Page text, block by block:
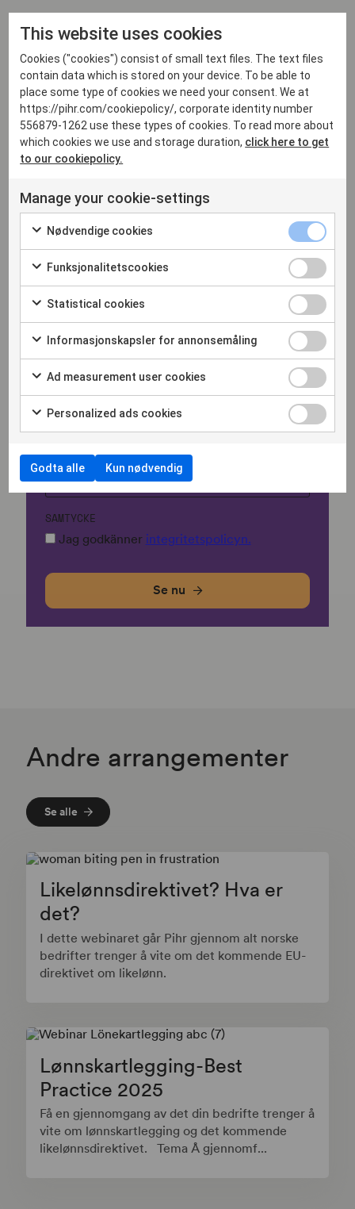
22 Apr 2026 10:00 CEST
EFTERNAMN
FÖRETAG
LAND
SAMTYCKE
Jag godkänner integritetspolicyn.
Se nu
Andre arrangementer
Se alle
Likelønnsdirektivet? Hva er
det?
I dette webinaret går Pihr gjennom alt norske
bedrifter trenger å vite om det kommende EU-
direktivet om likelønn.
Lønnskartlegging-Best
Practice 2025
Få en gjennomgang av det din bedrifte trenger å
vite om lønnskartlegging og det kommende
likelønnsdirektivet. Tema Å gjennomf...
This website uses cookies
Cookies ("cookies") consist of small text files. The text files
contain data which is stored on your device. To be able to
place some type of cookies we need your consent. We at
https://pihr.com/cookiepolicy/, corporate identity number
556879-1262 use these types of cookies. To read more about
which cookies we use and storage duration, click here to get
to our cookiepolicy.
Manage your cookie-settings
Nødvendige cookies
Funksjonalitetscookies
Statistical cookies
Informasjonskapsler for annonsemåling
Ad measurement user cookies
Personalized ads cookies
Kun nødvendig
Godta alle